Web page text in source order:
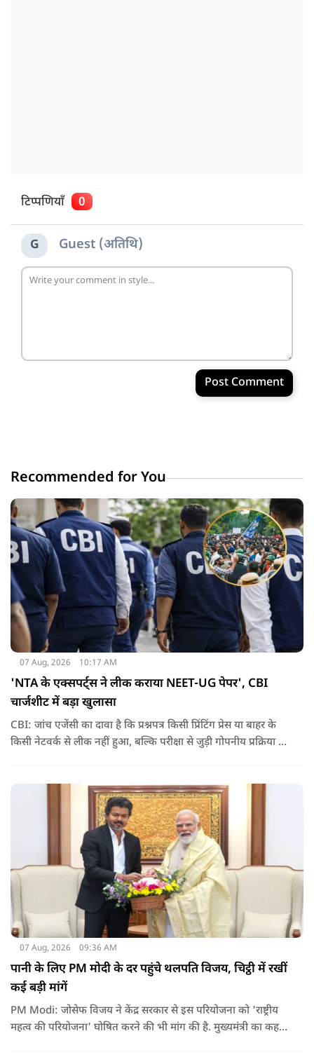
टिप्पणियाँ 0
G Guest (अतिथि)
Post Comment
Recommended for You
07 Aug, 2026 10:17 AM
'NTA के एक्सपर्ट्स ने लीक कराया NEET-UG पेपर', CBI
चार्जशीट में बड़ा खुलासा
CBI: जांच एजेंसी का दावा है कि प्रश्नपत्र किसी प्रिंटिंग प्रेस या बाहर के
किसी नेटवर्क से लीक नहीं हुआ, बल्कि परीक्षा से जुड़ी गोपनीय प्रक्रिया में
07 Aug, 2026 09:36 AM
पानी के लिए PM मोदी के दर पहुंचे थलपति विजय, चिट्ठी में रखीं
कई बड़ी मांगें
PM Modi: जोसेफ विजय ने केंद्र सरकार से इस परियोजना को 'राष्ट्रीय
महत्व की परियोजना' घोषित करने की भी मांग की है. मुख्यमंत्री का कहना